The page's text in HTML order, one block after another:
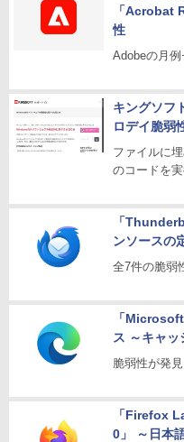
「Acrobat
性
Adobeの月
キングソフ
ロデイ脆弱
ファイルに
のコードを
「
ンソースの
全7件の脆弱
「
ス ～キャ
脆弱性が発
「Firefox
0」 ～日本